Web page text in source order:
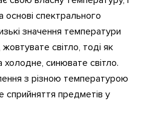
основі спектрального
значення температури
світло, тоді як
холодне, синювате світло.
з різною температурою
сприйняття предметів у